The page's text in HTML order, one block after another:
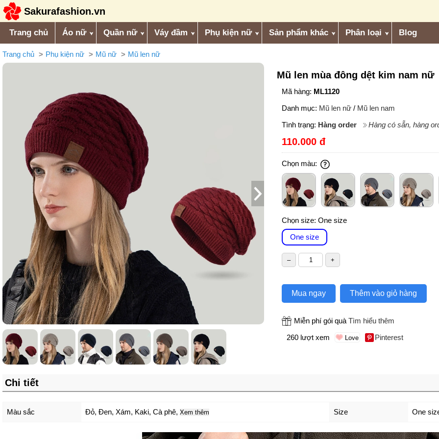
Sakurafashion.vn
Trang chủ Áo nữ Quần nữ Váy đầm Phụ kiện nữ Sản phẩm khác Phân loại Blog
Trang chủ Phụ kiện nữ Mũ nữ Mũ len nữ
Mũ len mùa đông dệt kim nam nữ
Mã hàng: ML1120
Danh mục: Mũ len nữ / Mũ len nam
Tình trạng: Hàng order Hàng có sẵn, hàng
110.000 đ
Chọn màu:
Chọn size:One size
One size
Mua ngay Thêm vào giỏ hàng
Miễn phí gói quàTìm hiểu thêm
260 lượt xem
Pinterest
Chi tiết
Màu sắc Đỏ, Đen, Xám, Kaki, Cà phê, Xem thêm Size One